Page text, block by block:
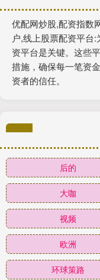
优配网炒股,配资指数
户,线上股票配资平台
资平台是关键。这些
措施，确保每一笔资
资者的信任。
后的
大咖
视频
欧洲
环球策路